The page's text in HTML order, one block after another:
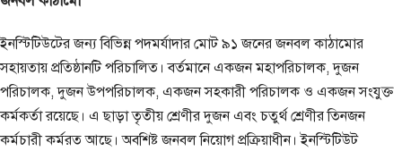
ইনস্টিটিউটের জন্য বিভিন্ন পদমর্যাদার মোট ৯১ জনের জনবল কাঠামোর
সহায়তায় প্রতিষ্ঠানটি পরিচালিত। বর্তমানে একজন মহাপরিচালক, দুজন
পরিচালক, দুজন উপপরিচালক, একজন সহকারী পরিচালক ও একজন সংযুক্ত
কর্মকর্তা রয়েছে। এ ছাড়া তৃতীয় শ্রেণীর দুজন এবং চতুর্থ শ্রেণীর তিনজন
কর্মচারী কর্মরত আছে। অবশিষ্ট জনবল নিয়োগ প্রক্রিয়াধীন। ইনস্টিটিউট